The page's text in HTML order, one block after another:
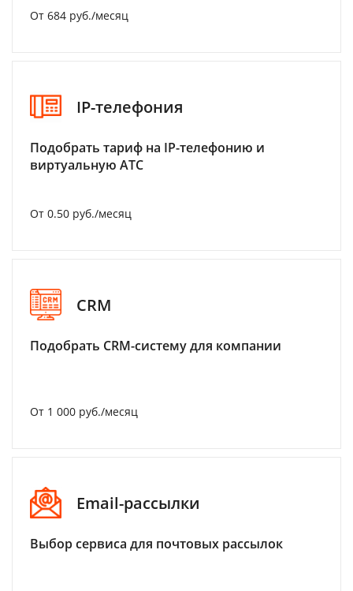
От 684 руб./месяц
IP-телефония
Подобрать тариф на IP-телефонию и
виртуальную АТС
От 0.50 руб./месяц
CRM
Подобрать CRM-систему для компании
От 1 000 руб./месяц
Email-рассылки
Выбор сервиса для почтовых рассылок